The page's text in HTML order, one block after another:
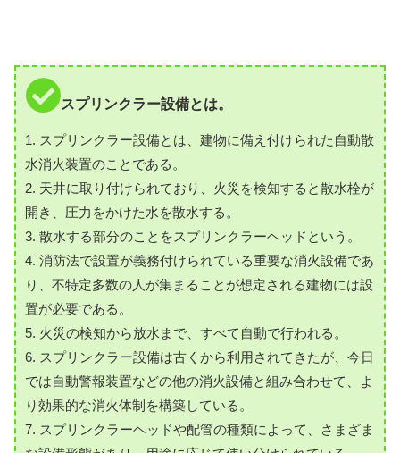
スプリンクラー設備とは。
1. スプリンクラー設備とは、建物に備え付けられた自動散
水消火装置のことである。
2. 天井に取り付けられており、火災を検知すると散水栓が
開き、圧力をかけた水を散水する。
3. 散水する部分のことをスプリンクラーヘッドという。
4. 消防法で設置が義務付けられている重要な消火設備であ
り、不特定多数の人が集まることが想定される建物には設
置が必要である。
5. 火災の検知から放水まで、すべて自動で行われる。
6. スプリンクラー設備は古くから利用されてきたが、今日
では自動警報装置などの他の消火設備と組み合わせて、よ
り効果的な消火体制を構築している。
7. スプリンクラーヘッドや配管の種類によって、さまざま